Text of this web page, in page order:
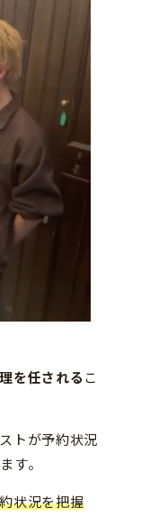
を任される こ
トが予約状況
す。
状況を把握